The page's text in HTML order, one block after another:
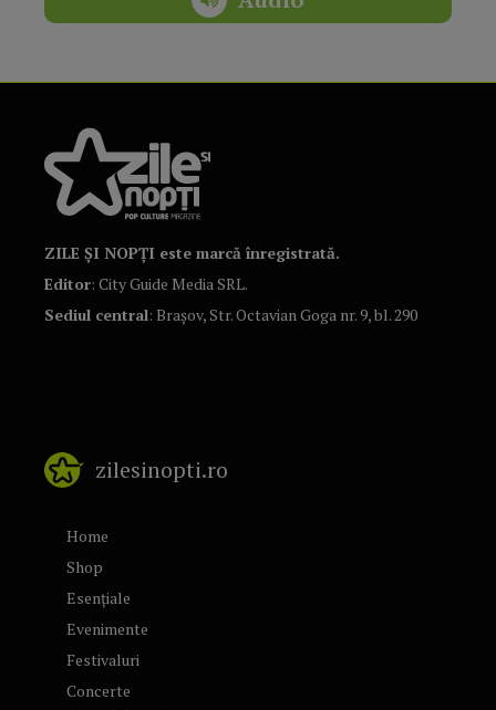
ZILE ȘI NOPȚI este marcă înregistrată.
Editor: City Guide Media SRL.
Sediul central: Brașov, Str. Octavian Goga nr. 9, bl. 290
zilesinopti.ro
Home
Shop
Esențiale
Evenimente
Festivaluri
Concerte